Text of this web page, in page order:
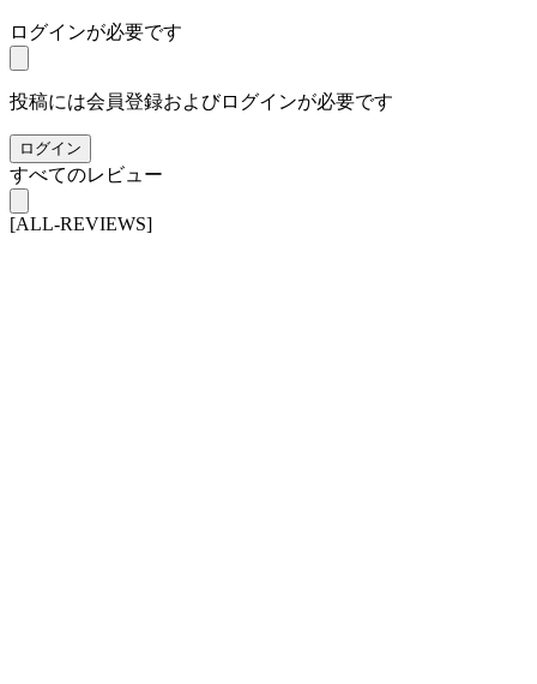
ログインが必要です
投稿には会員登録およびログインが必要です
ログイン
すべてのレビュー
[ALL-REVIEWS]